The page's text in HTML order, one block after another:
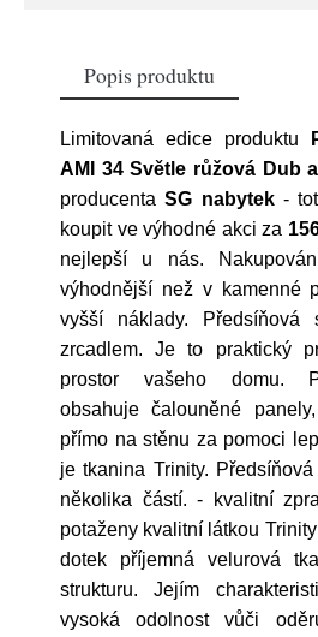
Popis produktu
Limitovaná edice produktu
AMI 34 Světle růžová Dub
producentaSG nabytek-
koupit ve výhodné akci za
nejlepší u nás.
výhodnější než v kamenné
vyšší náklady.
zrcadlem. Je to praktický
prostor vašeho domu.
obsahuje čalouněné
přímo na stěnu za pomoci
je tkanina Trinity.
několika částí. - kvalitní
potaženy kvalitní látkou
dotek příjemná velurová
strukturu. Jejím
vysoká odolnost vůči